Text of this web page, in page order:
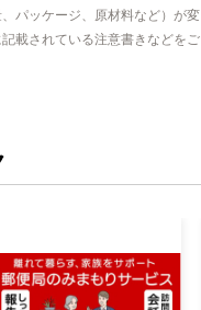
パッケージ、原材料など）が変
載されている注意書きなどをご